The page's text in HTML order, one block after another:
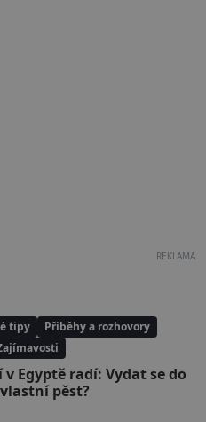
REKLAMA
tipy
Příběhy a rozhovory
v Egyptě radí: Vydat se do
pěst?